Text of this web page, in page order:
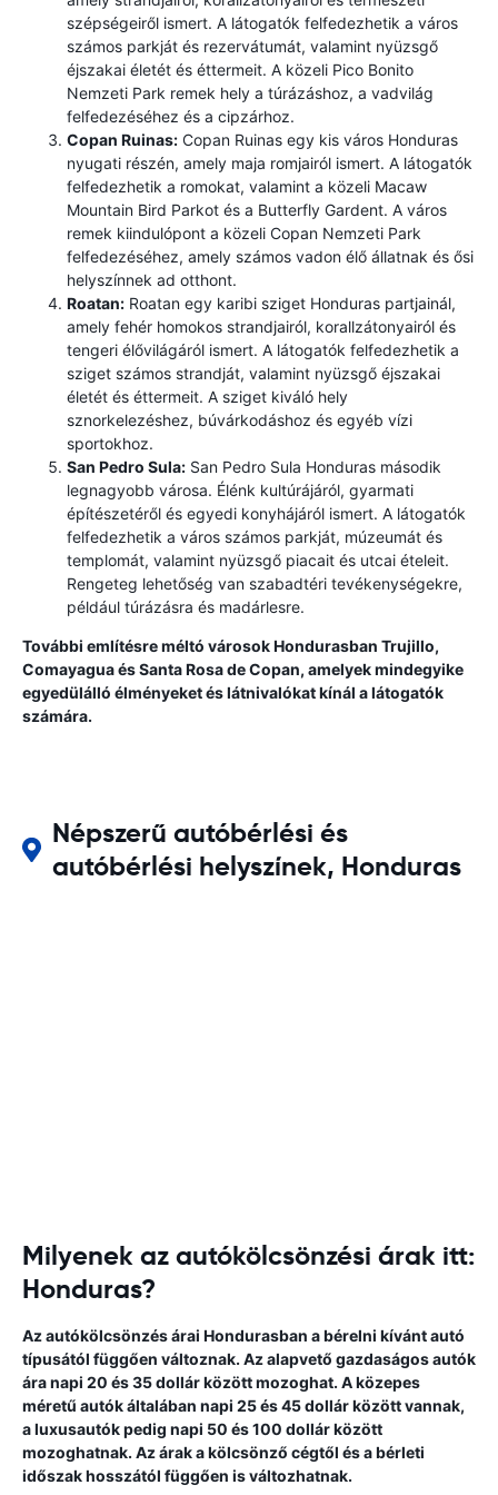
szépségeiről ismert. A látogatók felfedezhetik a város
számos parkját és rezervátumát, valamint nyüzsgő
éjszakai életét és éttermeit. A közeli Pico Bonito
Nemzeti Park remek hely a túrázáshoz, a vadvilág
felfedezéséhez és a cipzárhoz.
Copan Ruinas: Copan Ruinas egy kis város Honduras
nyugati részén, amely maja romjairól ismert. A látogatók
felfedezhetik a romokat, valamint a közeli Macaw
Mountain Bird Parkot és a Butterfly Gardent. A város
remek kiindulópont a közeli Copan Nemzeti Park
felfedezéséhez, amely számos vadon élő állatnak és ősi
helyszínnek ad otthont.
Roatan: Roatan egy karibi sziget Honduras partjainál,
amely fehér homokos strandjairól, korallzátonyairól és
tengeri élővilágáról ismert. A látogatók felfedezhetik a
sziget számos strandját, valamint nyüzsgő éjszakai
életét és éttermeit. A sziget kiváló hely
sznorkelezéshez, búvárkodáshoz és egyéb vízi
sportokhoz.
San Pedro Sula: San Pedro Sula Honduras második
legnagyobb városa. Élénk kultúrájáról, gyarmati
építészetéről és egyedi konyhájáról ismert. A látogatók
felfedezhetik a város számos parkját, múzeumát és
templomát, valamint nyüzsgő piacait és utcai ételeit.
Rengeteg lehetőség van szabadtéri tevékenységekre,
például túrázásra és madárlesre.
További említésre méltó városok Hondurasban Trujillo,
Comayagua és Santa Rosa de Copan, amelyek mindegyike
egyedülálló élményeket és látnivalókat kínál a látogatók
számára.
Népszerű autóbérlési és
autóbérlési helyszínek, Honduras
Milyenek az autókölcsönzési árak itt:
Honduras?
Az autókölcsönzés árai Hondurasban a bérelni kívánt autó
típusától függően változnak. Az alapvető gazdaságos autók
ára napi 20 és 35 dollár között mozoghat. A közepes
méretű autók általában napi 25 és 45 dollár között vannak,
a luxusautók pedig napi 50 és 100 dollár között
mozoghatnak. Az árak a kölcsönző cégtől és a bérleti
időszak hosszától függően is változhatnak.